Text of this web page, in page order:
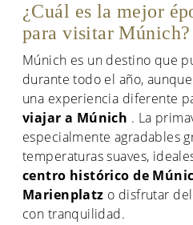
¿Cuál es la mejor
para visitar Múnich?
Múnich es un destino que
durante todo el año,
una experiencia diferente
viajar a Múnich . La
especialmente agradables
temperaturas suaves,
centro histórico de
Marienplatz o disfrutar del
con tranquilidad.